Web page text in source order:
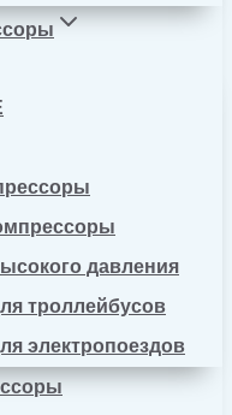
давления
троллейбусов
электропоездов